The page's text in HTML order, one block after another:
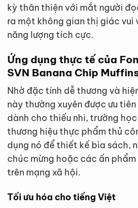
kỳ thân thiện với mắt người
ra một không gian thị giác vui
năng lượng tích cực.
Ứng dụng thực tế của
SVN Banana Chip
Nhờ đặc tính dễ thương và
này thường xuyên được ưu
dành cho thiếu nhi, trường
thương hiệu thực phẩm thủ
dụng nó để thiết kế bìa sách,
chúc mừng hoặc các ấn
trên mạng xã hội.
Tối ưu hóa cho tiếng Việt